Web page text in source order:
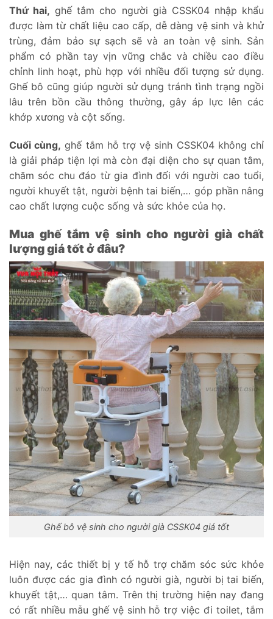
Thứ hai, ghế tắm cho người già CSSK04 nhập khẩu
được làm từ chất liệu cao cấp, dễ dàng vệ sinh và khử
trùng, đảm bảo sự sạch sẽ và an toàn vệ sinh. Sản
phẩm có phần tay vịn vững chắc và chiều cao điều
chỉnh linh hoạt, phù hợp với nhiều đối tượng sử dụng.
Ghế bô cũng giúp người sử dụng tránh tình trạng ngồi
lâu trên bồn cầu thông thường, gây áp lực lên các
khớp xương và cột sống.
Cuối cùng, ghế tắm hỗ trợ vệ sinh CSSK04 không chỉ
là giải pháp tiện lợi mà còn đại diện cho sự quan tâm,
chăm sóc chu đáo từ gia đình đối với người cao tuổi,
người khuyết tật, người bệnh tai biến,… góp phần nâng
cao chất lượng cuộc sống và sức khỏe của họ.
Mua ghế tắm vệ sinh cho người già chất
lượng giá tốt ở đâu?
Ghế bô vệ sinh cho người già CSSK04 giá tốt
Hiện nay, các thiết bị y tế hỗ trợ chăm sóc sức khỏe
luôn được các gia đình có người già, người bị tai biến,
khuyết tật,… quan tâm. Trên thị trường hiện nay đang
có rất nhiều mẫu ghế vệ sinh hỗ trợ việc đi toilet, tắm